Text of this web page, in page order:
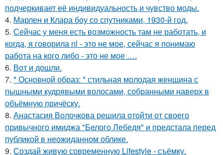
подчеркивает её индивидуальность и чувство моды.
4. Марлен и Клара боу со спутниками, 1930-й год.
5. Сейчас у меня есть возможность там не работать, и
когда, я говорила nl - это не мое, сейчас я понимаю
работа на кого либо - это не мое ….
6. Вот и дошли.
7. * Основной образ: * стильная молодая женщина с
пышными кудрявыми волосами, собранными наверх в
объёмную причёску.
8. Анастасия Волочкова решила отойти от своего
привычного имиджа "Белого Лебедя" и предстала перед
публикой в неожиданном облике.
9. Создай живую современную Lifestyle - съёмку.